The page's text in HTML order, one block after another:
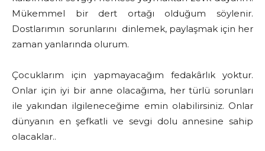
Mükemmel bir dert ortağı olduğum söylenir.
Dostlarımın sorunlarını dinlemek, paylaşmak için her
zaman yanlarında olurum.
Çocuklarım için yapmayacağım fedakârlık yoktur.
Onlar için iyi bir anne olacağıma, her türlü sorunları
ile yakından ilgileneceğime emin olabilirsiniz. Onlar
dünyanın en şefkatli ve sevgi dolu annesine sahip
olacaklar..